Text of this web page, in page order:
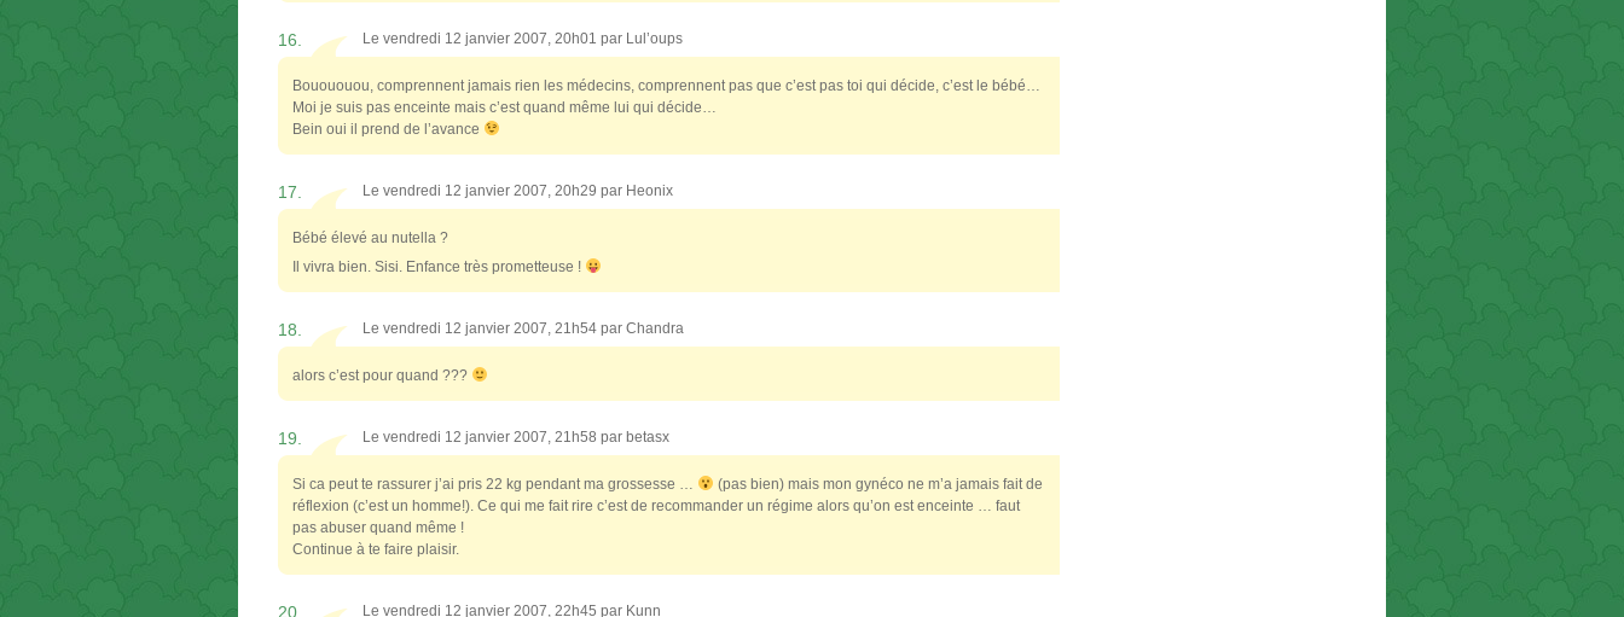
16. Le vendredi 12 janvier 2007, 20h01 par Lul’oups
Bouououou, comprennent jamais rien les médecins, comprennent pas que c’est pas toi qui décide, c’est le bébé…
Moi je suis pas enceinte mais c’est quand même lui qui décide…
Bein oui il prend de l’avance
17. Le vendredi 12 janvier 2007, 20h29 par Heonix
Bébé élevé au nutella ?
Il vivra bien. Sisi. Enfance très prometteuse !
18. Le vendredi 12 janvier 2007, 21h54 par Chandra
alors c’est pour quand ???
19. Le vendredi 12 janvier 2007, 21h58 par betasx
Si ca peut te rassurer j’ai pris 22 kg pendant ma grossesse …
(pas bien) mais mon gynéco ne m’a jamais fait de
réflexion (c’est un homme!). Ce qui me fait rire c’est de recommander un régime alors qu’on est enceinte … faut
pas abuser quand même !
Continue à te faire plaisir.
20. Le vendredi 12 janvier 2007, 22h45 par Kunn